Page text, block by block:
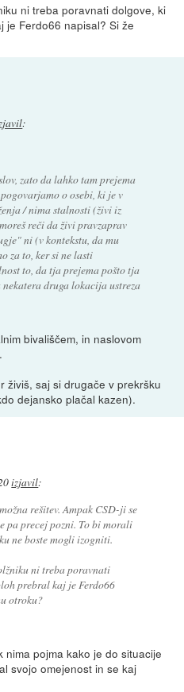
ni treba poravnati dolgove, ki
je Ferdo66 napisal? Si že
:
zato da lahko tam prejema
o osebi, ki je v
/ nima stalnosti (živi iz
reči da živi pravzaprav
ni (v kontekstu, da mu
za to, ker si ne lasti
to, da tja prejema pošto tja
druga lokacija ustreza
bivališčem, in naslovom
živiš, saj si drugače v prekršku
dejansko plačal kazen).
izjavil:
rešitev. Ampak CSD-ji se
pa precej pozni. To bi morali
ne boste mogli izogniti.
ni treba poravnati
prebral kaj je Ferdo66
otroku?
pojma kako je do situacije
svojo omejenost in se kaj